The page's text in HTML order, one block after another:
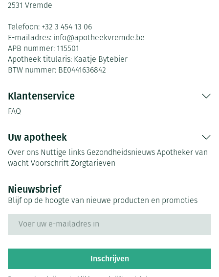
2531 Vremde
Telefoon: +32 3 454 13 06
E-mailadres: info@apotheekvremde.be
APB nummer: 115501
Apotheek titularis: Kaatje Bytebier
BTW nummer: BE0441636842
Klantenservice
FAQ
Uw apotheek
Over ons Nuttige links Gezondheidsnieuws Apotheker van
wacht Voorschrift Zorgtarieven
Nieuwsbrief
Blijf op de hoogte van nieuwe producten en promoties
Inschrijven